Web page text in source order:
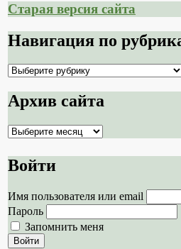
Старая версия сайта
Навигация по
Навигация
рубрикам
сайта
Архив сайта
Архив
Войти
Имя пользователя или email
Пароль
Запомнить меня
Войти